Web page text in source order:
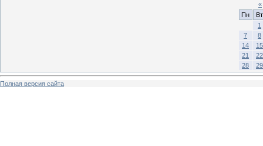
«
Пн
Вт
1
7
8
14
15
21
22
28
29
Полная версия сайта